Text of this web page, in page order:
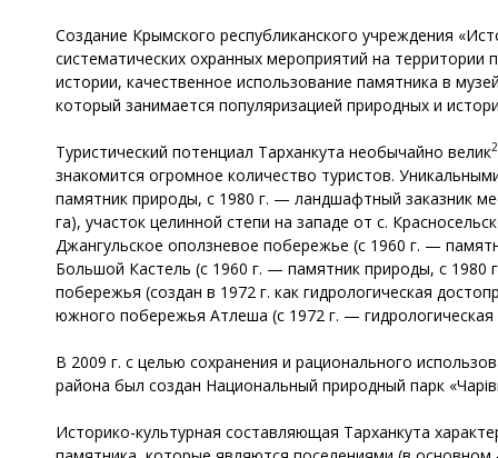
Создание Крымского республиканского учреждения
систематических охранных мероприятий на территории
истории, качественное использование памятника в
который занимается популяризацией природных и
Туристический потенциал Тарханкута необычайно велик
знакомится огромное количество туристов.
памятник природы, с 1980 г. — ландшафтный заказник
га), участок целинной степи на западе от с.
Джангульское оползневое побережье (с 1960 г. —
Большой Кастель (с 1960 г. — памятник природы, с
побережья (создан в 1972 г. как гидрологическая
южного побережья Атлеша (с 1972 г. —
В 2009 г. с целью сохранения и рационального
района был создан Национальный природный парк
Историко-культурная составляющая Тарханкута